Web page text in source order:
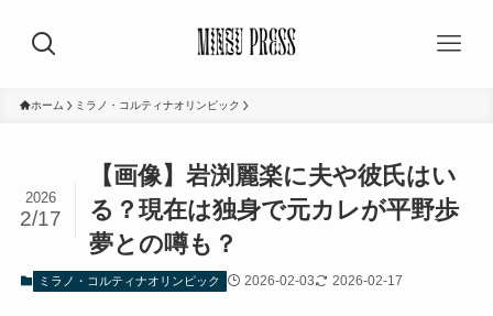
ホーム ミラノ・コルティナオリンピック
【画像】岩渕麗楽に夫や彼氏はい
る？現在は独身で元カレが平野歩
夢との噂も？
2026
2/17
ミラノ・コルティナオリンピック 2026-02-03 2026-02-17